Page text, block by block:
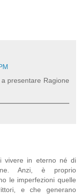
presentare Ragione
vivere in eterno né di
Anzi, è proprio
le imperfezioni quelle
e che generano